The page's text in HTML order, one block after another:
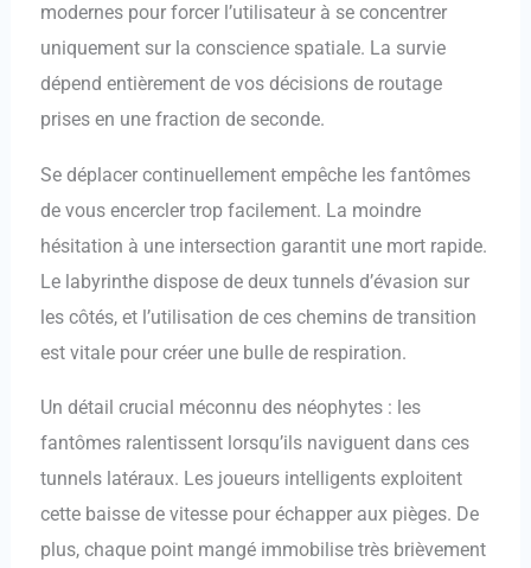
modernes pour forcer l’utilisateur à se concentrer
uniquement sur la conscience spatiale. La survie
dépend entièrement de vos décisions de routage
prises en une fraction de seconde.
Se déplacer continuellement empêche les fantômes
de vous encercler trop facilement. La moindre
hésitation à une intersection garantit une mort rapide.
Le labyrinthe dispose de deux tunnels d’évasion sur
les côtés, et l’utilisation de ces chemins de transition
est vitale pour créer une bulle de respiration.
Un détail crucial méconnu des néophytes : les
fantômes ralentissent lorsqu’ils naviguent dans ces
tunnels latéraux. Les joueurs intelligents exploitent
cette baisse de vitesse pour échapper aux pièges. De
plus, chaque point mangé immobilise très brièvement